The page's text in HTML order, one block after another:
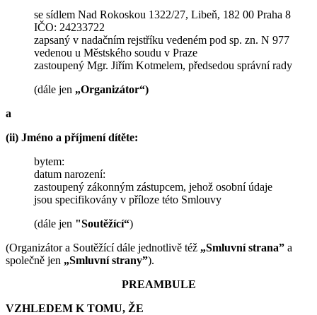
se sídlem Nad Rokoskou 1322/27, Libeň, 182 00 Praha 8
IČO: 24233722
zapsaný v nadačním rejstříku vedeném pod sp. zn. N 977
vedenou u Městského soudu v Praze
zastoupený Mgr. Jiřím Kotmelem, předsedou správní rady
(dále jen „Organizátor“)
a
(ii) Jméno a příjmení dítěte:
bytem:
datum narození:
zastoupený zákonným zástupcem, jehož osobní údaje
jsou specifikovány v příloze této Smlouvy
(dále jen "Soutěžící“)
(Organizátor a Soutěžící dále jednotlivě též „Smluvní strana” a
společně jen „Smluvní strany”).
PREAMBULE
VZHLEDEM K TOMU, ŽE